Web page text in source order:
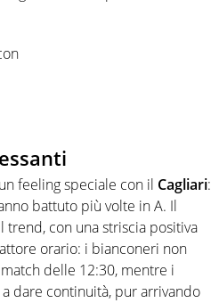
feeling speciale con il Cagliari:
battuto più volte in A. Il
con una striscia positiva
orario: i bianconeri non
delle 12:30, mentre i
dare continuità, pur arrivando